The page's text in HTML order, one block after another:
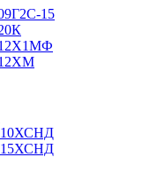
15
12Х1МФ
12ХМ
10ХСНД
15ХСНД